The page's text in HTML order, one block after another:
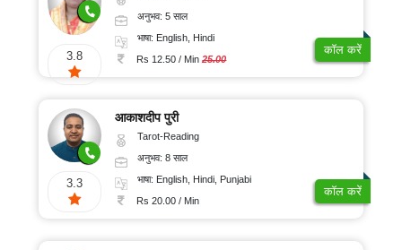
3.8
अनुभव: 5 साल
भाषा: English, Hindi
Rs 12.50 / Min25.00
कॉल करें
3.3
आकाशदीप पुरी
Tarot-Reading
अनुभव: 8 साल
भाषा: English, Hindi, Punjabi
Rs 20.00 / Min
कॉल करें